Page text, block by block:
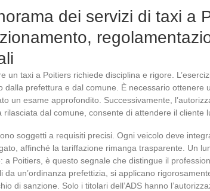
dei servizi di taxi a
un taxi a Poitiers richiede disciplina e rigore.
dalla prefettura e dal comune. È necessario ottenere
un esame approfondito. Successivamente,
rilasciata dal comune, consente di attendere il cliente
soggetti a requisiti precisi. Ogni veicolo deve
affinché la tariffazione rimanga trasparente. Un
a Poitiers, è questo segnale che distingue il
da un’ordinanza prefettizia, si applicano
di sanzione. Solo i titolari dell’ADS hanno